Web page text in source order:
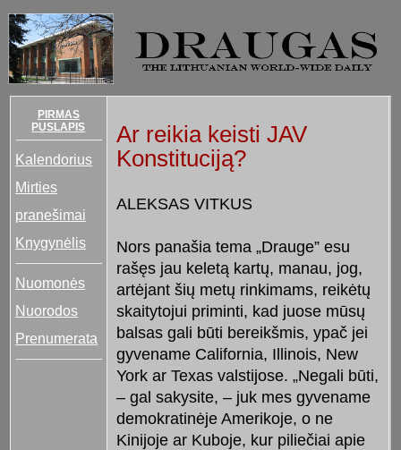
PIRMAS
PUSLAPIS
Kalendorius
Mirties
pranešimai
Knygynėlis
Nuomonės
Nuorodos
Prenumerata
Ar reikia keisti JAV
Konstituciją?
ALEKSAS VITKUS
Nors panašia tema „Drauge” esu
rašęs jau keletą kartų, manau, jog,
artėjant šių metų rinkimams, reikėtų
skaitytojui priminti, kad juose mūsų
balsas gali būti bereikšmis, ypač jei
gyvename California, Illinois, New
York ar Texas valstijose. „Negali būti,
– gal sakysite, – juk mes gyvename
demokratinėje Amerikoje, o ne
Kinijoje ar Kuboje, kur piliečiai apie